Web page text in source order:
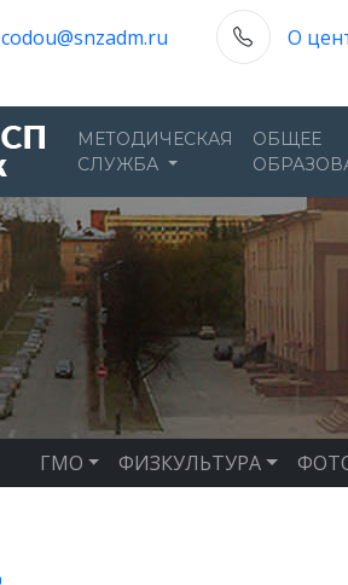
codou@snzadm.ru О
МЕТОДИЧЕСКАЯ
СЛУЖБА
ОБЩЕЕ
ГМО ФИЗКУЛЬТУРА